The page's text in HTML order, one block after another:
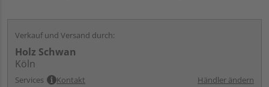
Verkauf und Versand durch:
Holz Schwan
Köln
Services Kontakt Händler ändern